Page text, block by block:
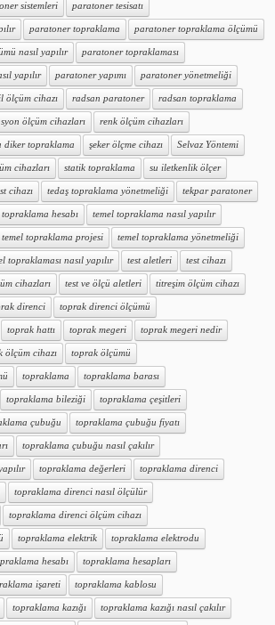
sistemleri paratoner tesisatı
paratoner topraklama paratoner topraklama ölçümü
nasıl yapılır paratoner topraklaması
yapılır paratoner yapımı paratoner yönetmeliği
ölçüm cihazı radsan paratoner radsan topraklama
ölçüm cihazları renk ölçüm cihazları
diker topraklama şeker ölçme cihazı Selvaz Yöntemi
cihazları statik topraklama su iletkenlik ölçer
cihazı tedaş topraklama yönetmeliği tekpar paratoner
topraklama hesabı temel topraklama nasıl yapılır
temel topraklama projesi temel topraklama yönetmeliği
topraklaması nasıl yapılır test aletleri test cihazı
cihazları test ve ölçü aletleri titreşim ölçüm cihazı
direnci toprak direnci ölçümü
toprak hattı toprak megeri toprak megeri nedir
ölçüm cihazı toprak ölçümü
topraklama topraklama barası
topraklama bileziği topraklama çeşitleri
çubuğu topraklama çubuğu fiyatı
topraklama çubuğu nasıl çakılır
topraklama değerleri topraklama direnci
topraklama direnci nasıl ölçülür
topraklama direnci ölçüm cihazı
topraklama elektrik topraklama elektrodu
hesabı topraklama hesapları
işareti topraklama kablosu
topraklama kazığı topraklama kazığı nasıl çakılır